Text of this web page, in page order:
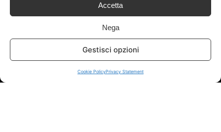
Accetta
Nega
Gestisci opzioni
Cookie PolicyPrivacy Statement
Info
In qualità di Affiliato Amazon ed eBay, Tariffando riceve un
guadagno dagli acquisti idonei.
Cookie Policy